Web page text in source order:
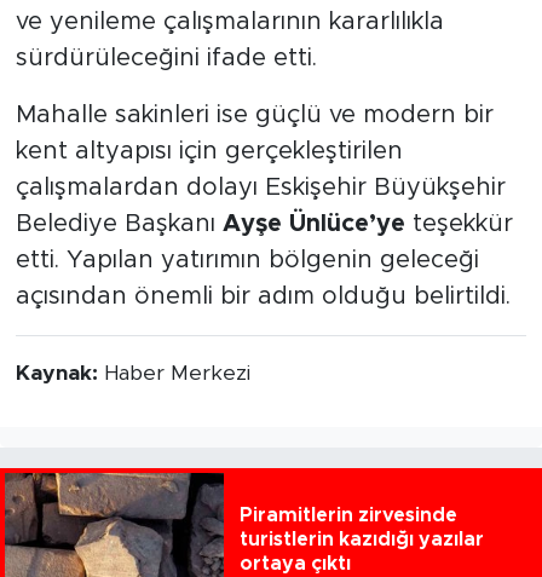
ve yenileme çalışmalarının kararlılıkla
sürdürüleceğini ifade etti.
Mahalle sakinleri ise güçlü ve modern bir
kent altyapısı için gerçekleştirilen
çalışmalardan dolayı Eskişehir Büyükşehir
Belediye Başkanı Ayşe Ünlüce’ye teşekkür
etti. Yapılan yatırımın bölgenin geleceği
açısından önemli bir adım olduğu belirtildi.
Kaynak: Haber Merkezi
Piramitlerin zirvesinde
turistlerin kazıdığı yazılar
ortaya çıktı